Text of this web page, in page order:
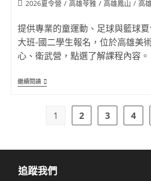
Post2026夏令營 / 高雄苓雅 / 高雄鳳山 / 高
提供專業的童運動、足球與籃球
大班-國二學生報名，位於高雄美
心、衛武營，點選了解課程內容。
繼續閱讀大
熊
(Big
Sports
大
1 2 3 4
追蹤我們